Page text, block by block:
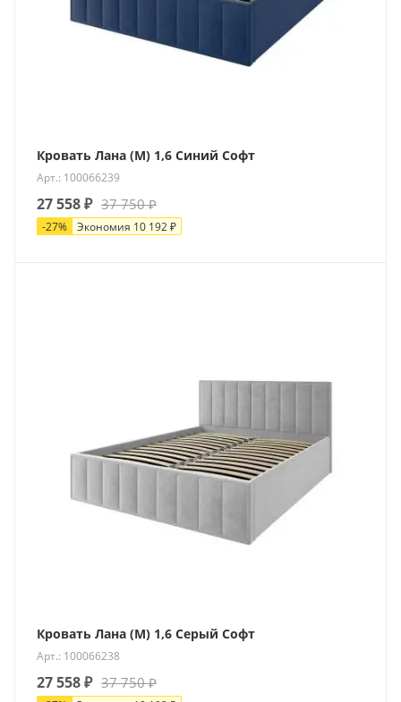
Кровать Лана (М) 1,6 Синий Софт
Арт.: 100066239
27 558₽ 37 750₽
-27% Экономия 10 192₽
Кровать Лана (М) 1,6 Серый Софт
Арт.: 100066238
27 558₽ 37 750₽